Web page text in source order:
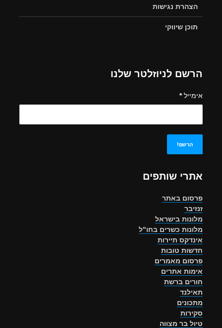
הצהרת נגישות
תוכן שיווקי
הרשם לניוזלטר שלנו
אימייל*
אתרי שותפים
פרסום באתר
זנזיבר
מלונות בישראל
מלונות כשרים בחו"ל
אינדקס תיירות
חדשות טובות
פרסום מאמרים
אימות אתרים
חורים ברשת
תאילנד
מתכונים
סקירות
טיול בר מצווה